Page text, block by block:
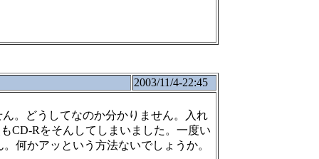
2003/11/4-22:45
。どうしてなのか分かりません。入れ
CD-Rをそんしてしまいました。一度い
何かアッという方法ないでしょうか。